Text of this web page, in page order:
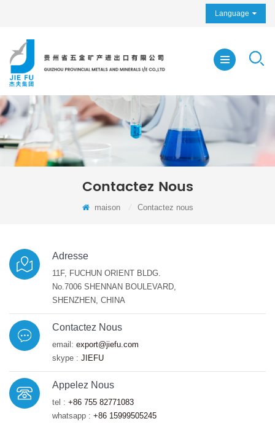
Language
Contactez Nous
maison Contactez nous
Adresse
11F, FUCHUN ORIENT BLDG.
No.7006 SHENNAN BOULEVARD,
SHENZHEN, CHINA
Contactez Nous
email: export@jiefu.com
skype : JIEFU
Appelez Nous
tel : +86 755 82771083
whatsapp : +86 15999505245